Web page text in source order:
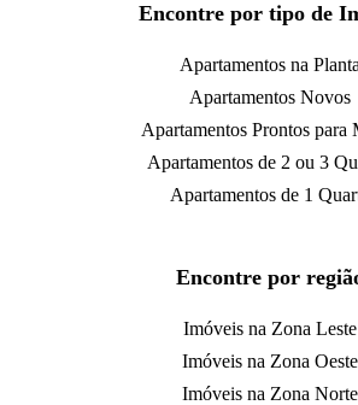
Encontre por tipo de
Apartamentos na Planta
Apartamentos Novos
Apartamentos Prontos para
Apartamentos de 2 ou 3
Apartamentos de 1
Encontre por
Imóveis na Zona Leste
Imóveis na Zona Oeste
Imóveis na Zona Norte